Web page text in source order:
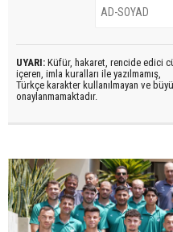
UYARI: Küfür, hakaret, rencide edici
içeren, imla kuralları ile yazılmamış,
Türkçe karakter kullanılmayan ve
onaylanmamaktadır.